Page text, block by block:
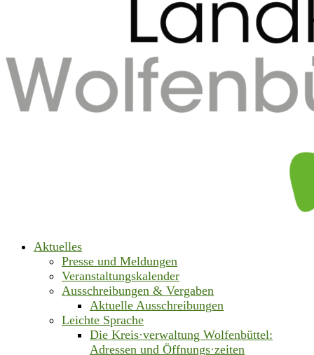
Aktuelles
Presse und Meldungen
Veranstaltungskalender
Ausschreibungen & Vergaben
Aktuelle Ausschreibungen
Leichte Sprache
Die Kreis·verwaltung Wolfenbüttel:
Adressen und Öffnungs·zeiten